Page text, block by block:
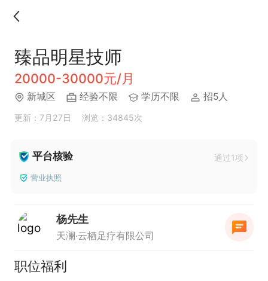
臻品明星技师
20000-30000元/月
新城区 经验不限 学历不限 招5人
更新：7月27日 浏览：34845次
平台核验 通过1项
营业执照
杨先生
天澜·云栖足疗有限公司
职位福利